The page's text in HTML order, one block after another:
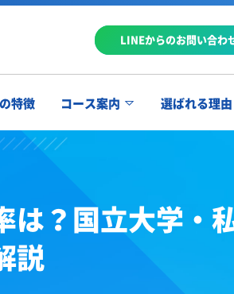
LINEからのお問い合わ
特徴 コース案内 選ばれる理由
は？国立大学・
説